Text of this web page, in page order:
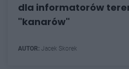
dla informatorów
"kanarów"
AUTOR: Jacek Skorek